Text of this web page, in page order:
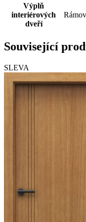
Výplň
interiérových
dveří
Související
SLEVA